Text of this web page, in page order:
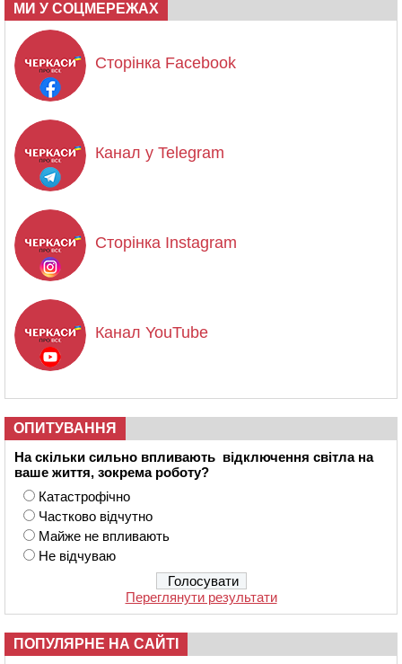
МИ У СОЦМЕРЕЖАХ
Сторінка Facebook
Канал у Telegram
Сторінка Instagram
Канал YouTube
ОПИТУВАННЯ
На скільки сильно впливають відключення світла на
ваше життя, зокрема роботу?
Катастрофічно
Частково відчутно
Майже не впливають
Не відчуваю
Переглянути результати
ПОПУЛЯРНЕ НА САЙТІ